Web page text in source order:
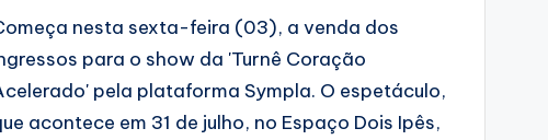
nesta sexta-feira (03), a venda dos
para o show da 'Turnê Coração
pela plataforma Sympla. O espetáculo,
acontece em 31 de julho, no Espaço Dois Ipês,